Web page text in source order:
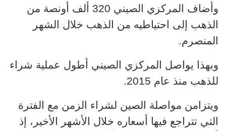
وأضاف المركزي الصيني 320 ألف
أونصة من
الذهب إلى احتياطيه من الذهب خلال الشهر
المنصرم.
وبهذا يواصل المركزي الصيني أطول عملية شراء
للذهب منذ عام 2015.
ويتزامن مواصلة الصين لشراء الزمن مع الفترة
التي تتراجع فيها أسعاره خلال الأشهر الأخير، إذ